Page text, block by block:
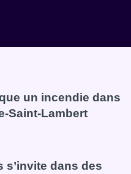
un incendie dans
Saint-Lambert
un incendie dans
s’invite dans des